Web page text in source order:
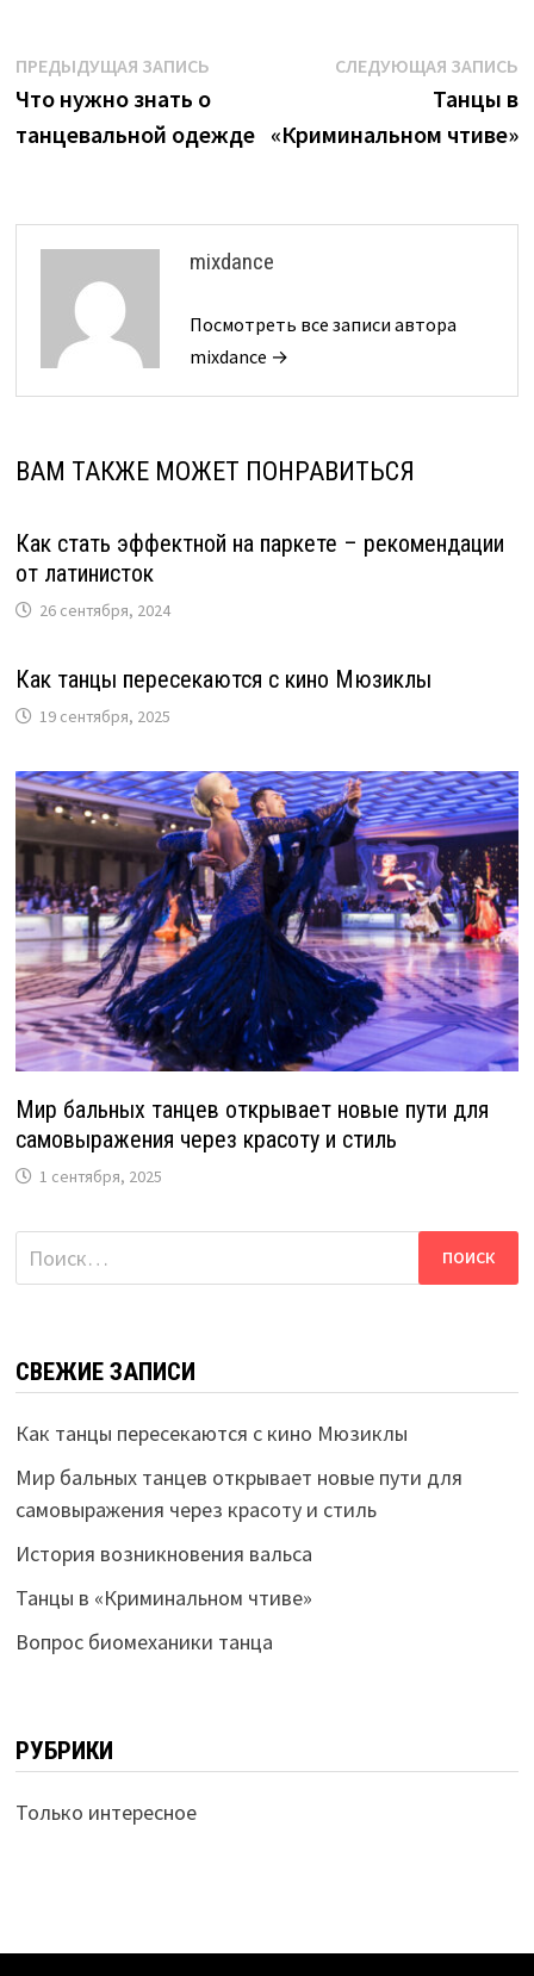
Навигация
по
записям
ПРЕДЫДУЩАЯ ЗАПИСЬПредыдущая
запись:
Что нужно знать о
танцевальной одежде
СЛЕДУЮЩАЯ ЗАПИСЬ
Танцы в
«Криминальном чтиве»
mixdance
Посмотреть все записи автора
mixdance →
ВАМ ТАКЖЕ МОЖЕТ ПОНРАВИТЬСЯ
Как стать эффектной на паркете – рекомендации
от латинисток
26 сентября, 2024
Как танцы пересекаются с кино Мюзиклы
19 сентября, 2025
Мир бальных танцев открывает новые пути для
самовыражения через красоту и стиль
1 сентября, 2025
Найти:
СВЕЖИЕ ЗАПИСИ
Как танцы пересекаются с кино Мюзиклы
Мир бальных танцев открывает новые пути для
самовыражения через красоту и стиль
История возникновения вальса
Танцы в «Криминальном чтиве»
Вопрос биомеханики танца
РУБРИКИ
Только интересное